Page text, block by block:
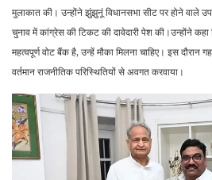
मुलाकात की। उन्होंने झुंझुनूं विधानसभा सीट पर होने वाले
चुनाव में कांग्रेस की टिकट की दावेदारी पेश की।उन्होंने
महत्वपूर्ण वोट बैंक है, उन्हें मौका मिलना चाहिए। इस दौरान
वर्तमान राजनीतिक परिस्थितियों से अवगत करवाया।